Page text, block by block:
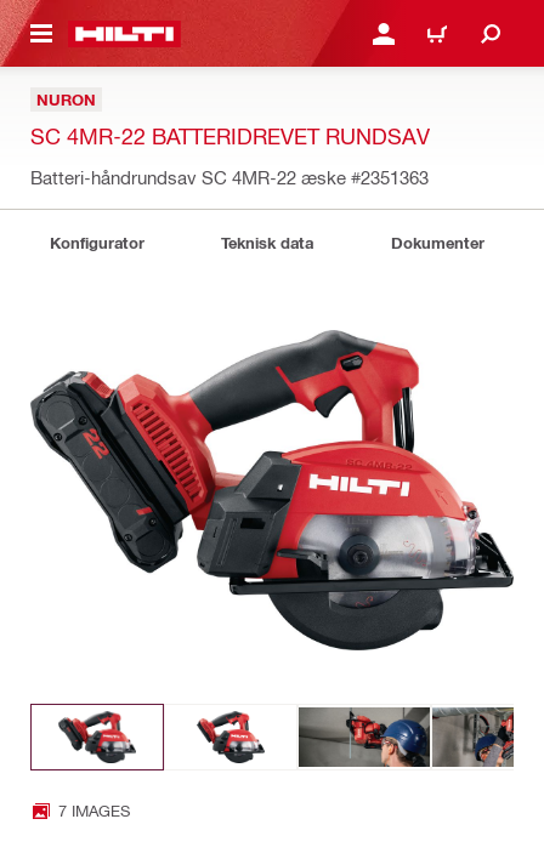
HOVEDINDHOLD LOG IND ELLER
INDKØBSKURV
NURON
SC 4MR-22 BATTERIDREVET RUNDSAV
Batteri-håndrundsav SC 4MR-22 æske #2351363
Konfigurator Teknisk data Dokumenter
7 IMAGES